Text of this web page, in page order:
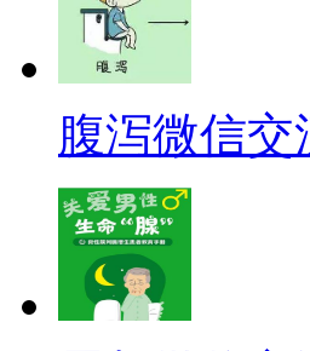
腹泻微信交